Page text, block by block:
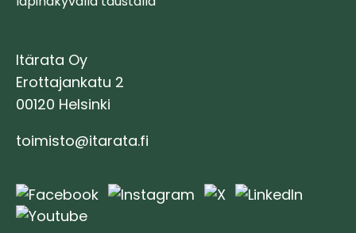
Itärata Oy
Erottajankatu 2
00120 Helsinki
toimisto@itarata.fi